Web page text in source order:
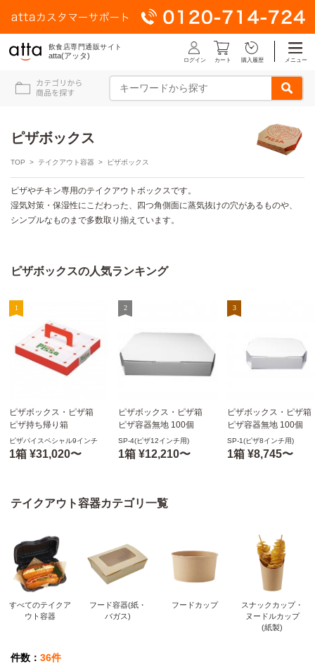
飲食店専門通販サイト
atta(アッタ) ログイン カート 購入履歴 メニュー
ピザボックス
TOP > テイクアウト容器 > ピザボックス
ピザやチキン専用のテイクアウトボックスです。
湿気対策・保湿性にこだわった、四つ角側面に蒸気抜けの穴があるものや、
シンプルなものまで多数取り揃えています。
ピザボックスの人気ランキング
ピザボックス・ピザ箱
ピザ持ち帰り箱
233×233×30mm 300個
ピザパイスペシャル9イン
ピザパイスペシャル9インチ
1箱 ¥31,020〜
ピザボックス・ピザ箱
ピザ容器無地 100個
325×325×45mm SP-
4(PZ12インチ用)
SP-4(ピザ12インチ用)
1箱 ¥12,210〜
ピザボックス・ピザ箱
ピザ容器無地 100個
210×210×40mm SP-
ザ8インチ用)
SP-1(ピザ8インチ用)
1箱 ¥8,745〜
テイクアウト容器カテゴリ一覧
すべてのテイクア
ウト容器
フード容器(紙・
バガス)
フードカップ
スナックカップ・
ヌードルカップ
(紙製)
件数： 36件